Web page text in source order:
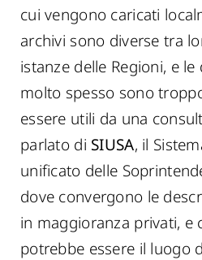
cui vengono caricati
archivi sono diverse tra
istanze delle Regioni, e
molto spesso sono
essere utili da una
parlato di SIUSA, il
unificato delle
dove convergono le
in maggioranza privati, e
potrebbe essere il luogo